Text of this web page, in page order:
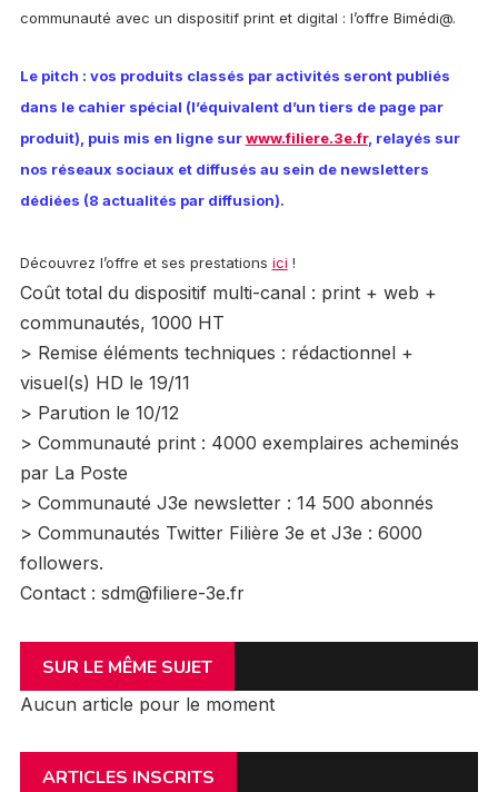
communauté avec un dispositif print et digital : l’offre Bimédi@.
Le pitch : vos produits classés par activités seront publiés
dans le cahier spécial (l’équivalent d’un tiers de page par
produit), puis mis en ligne surwww.filiere.3e.fr, relayés sur
nos réseaux sociaux et diffusés au sein de newsletters
dédiées (8 actualités par diffusion).
Découvrez l’offre et ses prestations ici !
Coût total du dispositif multi-canal : print + web +
communautés, 1000 HT
> Remise éléments techniques : rédactionnel +
visuel(s) HD le 19/11
> Parution le 10/12
> Communauté print : 4000 exemplaires acheminés
par La Poste
> Communauté J3e newsletter : 14 500 abonnés
> Communautés Twitter Filière 3e et J3e : 6000
followers.
Contact : sdm@filiere-3e.fr
SUR LE MÊME SUJET
Aucun article pour le moment
ARTICLES INSCRITS